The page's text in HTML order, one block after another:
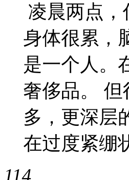
凌晨两点
身体很累，
是一个人。
奢侈品。
多，更深层
在过度紧绷
114